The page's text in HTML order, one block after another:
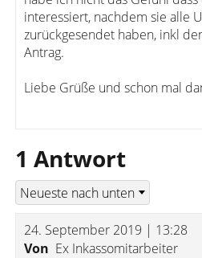
interessiert, nachdem sie alle
zurückgesendet haben, inkl
Antrag.
Liebe Grüße und schon mal
1 Antwort
24. September 2019 | 13:28
Von Ex Inkassomitarbeiter